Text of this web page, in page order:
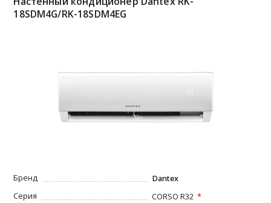
18SDM4G/RK-18SDM4EG
Бренд
Dantex
Серия
CORSO R32